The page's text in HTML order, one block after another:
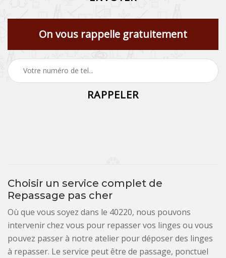
On vous rappelle gratuitement
Choisir un service complet de
Repassage pas cher
Où que vous soyez dans le 40220, nous pouvons
intervenir chez vous pour repasser vos linges ou vous
pouvez passer à notre atelier pour déposer des linges
à repasser. Le service peut être de passage, ponctuel